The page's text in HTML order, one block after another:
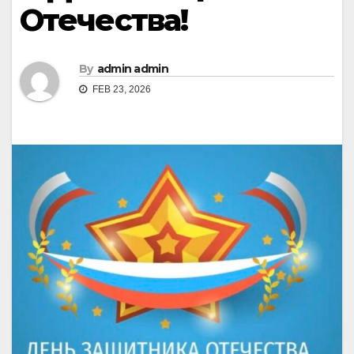
Отечества!
By admin admin
FEB 23, 2026